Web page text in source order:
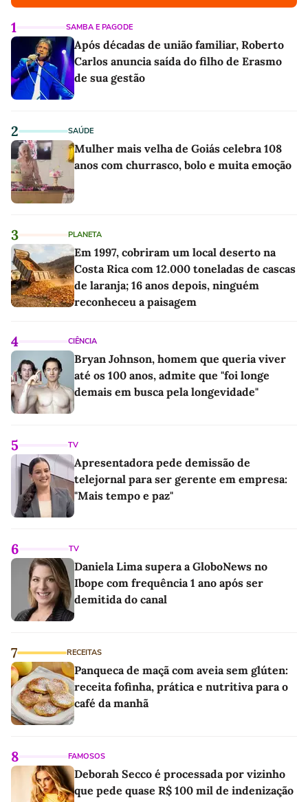
1 SAMBA E PAGODE
Após décadas de união familiar, Roberto
Carlos anuncia saída do filho de Erasmo
de sua gestão
2 SAÚDE
Mulher mais velha de Goiás celebra 108
anos com churrasco, bolo e muita emoção
3 PLANETA
Em 1997, cobriram um local deserto na
Costa Rica com 12.000 toneladas de cascas
de laranja; 16 anos depois, ninguém
reconheceu a paisagem
4 CIÊNCIA
Bryan Johnson, homem que queria viver
até os 100 anos, admite que "foi longe
demais em busca pela longevidade"
5 TV
Apresentadora pede demissão de
telejornal para ser gerente em empresa:
"Mais tempo e paz"
6 TV
Daniela Lima supera a GloboNews no
Ibope com frequência 1 ano após ser
demitida do canal
7 RECEITAS
Panqueca de maçã com aveia sem glúten:
receita fofinha, prática e nutritiva para o
café da manhã
8 FAMOSOS
Deborah Secco é processada por vizinho
que pede quase R$ 100 mil de indenização